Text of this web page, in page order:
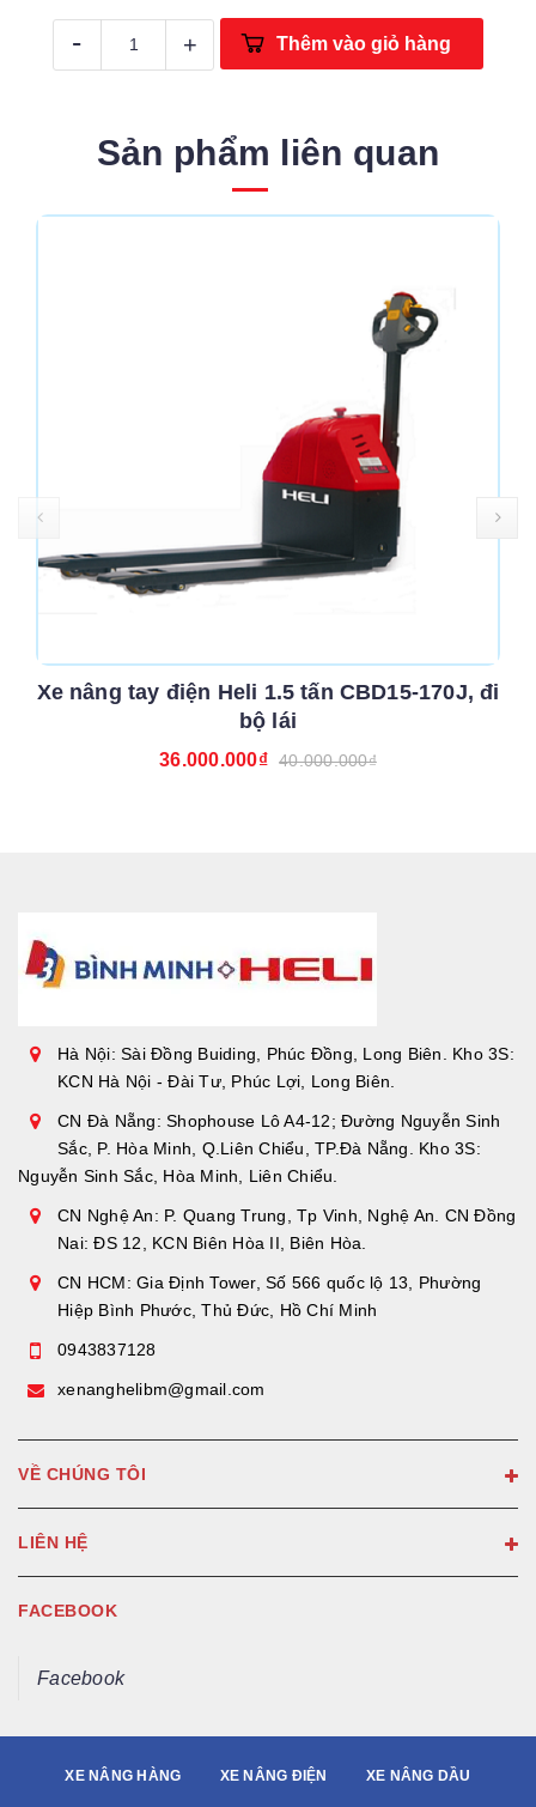
- + Thêm vào giỏ hàng
Sản phẩm liên quan
Xe nâng tay điện Heli 1.5 tấn CBD15-170J, đi
bộ lái
36.000.000₫ 40.000.000₫
Hà Nội: Sài Đồng Buiding, Phúc Đồng, Long Biên. Kho 3S:
KCN Hà Nội - Đài Tư, Phúc Lợi, Long Biên.
CN Đà Nẵng: Shophouse Lô A4-12; Đường Nguyễn Sinh
Sắc, P. Hòa Minh, Q.Liên Chiểu, TP.Đà Nẵng. Kho 3S:
Nguyễn Sinh Sắc, Hòa Minh, Liên Chiểu.
CN Nghệ An: P. Quang Trung, Tp Vinh, Nghệ An. CN Đồng
Nai: ĐS 12, KCN Biên Hòa II, Biên Hòa.
CN HCM: Gia Định Tower, Số 566 quốc lộ 13, Phường
Hiệp Bình Phước, Thủ Đức, Hồ Chí Minh
0943837128
xenanghelibm@gmail.com
VỀ CHÚNG TÔI
LIÊN HỆ
FACEBOOK
Facebook
XE NÂNG HÀNG XE NÂNG ĐIỆN XE NÂNG DẦU